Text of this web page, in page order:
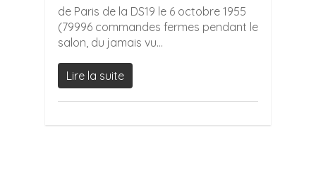
de Paris de la DS19 le 6 octobre 1955
(79996 commandes fermes pendant le
salon, du jamais vu...
Lire la suite